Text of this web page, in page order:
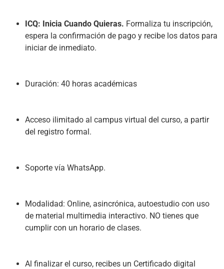
ICQ: Inicia Cuando Quieras. Formaliza tu inscripción,
espera la confirmación de pago y recibe los datos para
iniciar de inmediato.
Duración: 40 horas académicas
Acceso ilimitado al campus virtual del curso, a partir
del registro formal.
Soporte vía WhatsApp.
Modalidad: Online, asincrónica, autoestudio con uso
de material multimedia interactivo. NO tienes que
cumplir con un horario de clases.
Al finalizar el curso, recibes un Certificado digital